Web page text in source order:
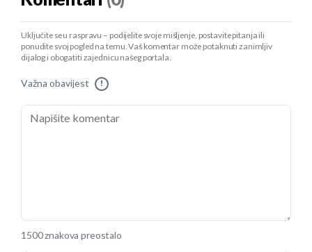
Uključite se u raspravu – podijelite svoje mišljenje, postavite pitanja ili
ponudite svoj pogled na temu. Vaš komentar može potaknuti zanimljiv
dijalog i obogatiti zajednicu našeg portala.
Važna obavijest !
1500 znakova preostalo